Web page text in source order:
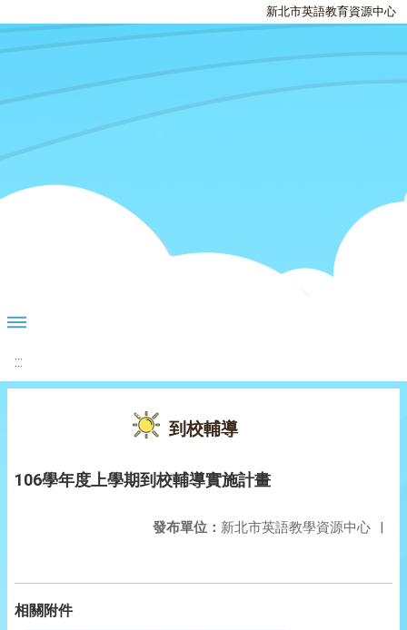
新北市英語教育資源中心
:::
到校輔導
106學年度上學期到校輔導實施計畫
發布單位： 新北市英語教學資源中心 |
相關附件